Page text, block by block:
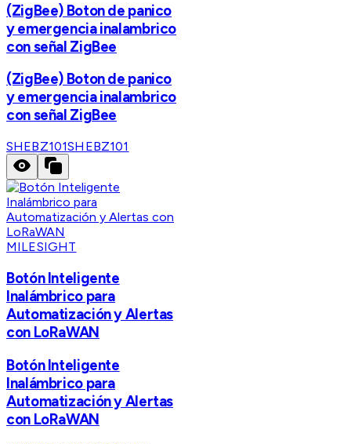
(ZigBee) Boton de panico
y emergencia inalambrico
con señal ZigBee
(ZigBee) Boton de panico
y emergencia inalambrico
con señal ZigBee
SHEBZ101SHEBZ101
MILESIGHT
Botón Inteligente
Inalámbrico para
Automatización y Alertas
con LoRaWAN
Botón Inteligente
Inalámbrico para
Automatización y Alertas
con LoRaWAN